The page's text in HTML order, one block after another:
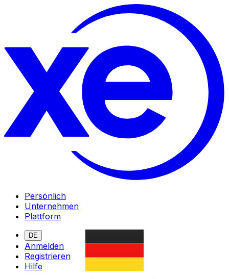
Persönlich
Unternehmen
Plattform
DE
Anmelden
Registrieren
Hilfe